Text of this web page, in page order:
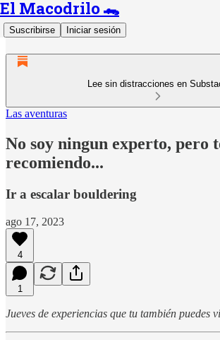
El Macodrilo 🐊
Suscribirse Iniciar sesión
Lee sin distracciones en
Las aventuras
No soy ningun experto, pero
recomiendo...
Ir a escalar bouldering
ago 17, 2023
4
1
Jueves de experiencias que tu también puedes